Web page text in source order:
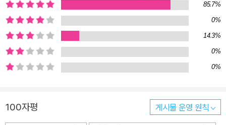
85.7%
0%
14.3%
0%
0%
100자평 게시물 운영 원칙